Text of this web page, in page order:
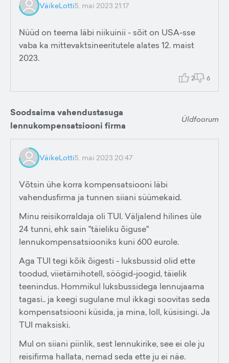
VäikeLotti5. mai 2023 21:17
Nüüd on teema läbi niikuinii - sõit on USA-sse
vaba ka mittevaktsineeritutele alates 12. maist
2023.
2 6
Soodsaima vahendustasuga
lennukompensatsiooni firma
Üldfoorum
VäikeLotti5. mai 2023 20:47
Võtsin ühe korra kompensatsiooni läbi
vahendusfirma ja tunnen siiani süümekaid.
Minu reisikorraldaja oli TUI. Väljalend hilines üle
24 tunni, ehk sain "täieliku õiguse"
lennukompensatsiooniks kuni 600 eurole.
Aga TUI tegi kõik õigesti - luksbussid olid ette
toodud, viietärnihotell, söögid-joogid, täielik
teenindus. Hommikul luksbussidega lennujaama
tagasi.. ja keegi sugulane mul ikkagi soovitas seda
kompensatsiooni küsida, ja mina, loll, küsisingi. Ja
TUI maksiski.
Mul on siiani piinlik, sest lennukirike, see ei ole ju
reisifirma hallata, nemad seda ette ju ei näe.